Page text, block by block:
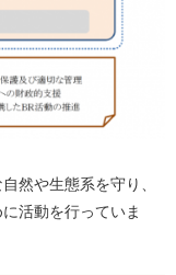
然や生態系を守り、
活動を行っていま